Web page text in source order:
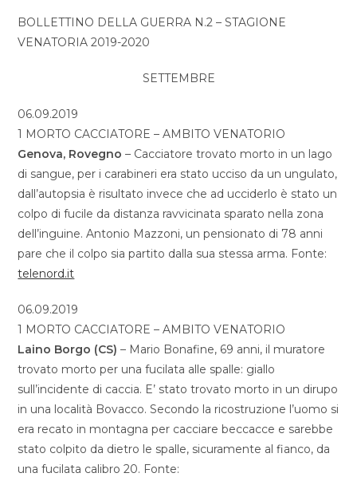
BOLLETTINO DELLA GUERRA N.2 – STAGIONE
VENATORIA 2019-2020
SETTEMBRE
06.09.2019
1 MORTO CACCIATORE – AMBITO VENATORIO
Genova, Rovegno – Cacciatore trovato morto in un lago
di sangue, per i carabineri era stato ucciso da un ungulato,
dall’autopsia è risultato invece che ad ucciderlo è stato un
colpo di fucile da distanza ravvicinata sparato nella zona
dell’inguine. Antonio Mazzoni, un pensionato di 78 anni
pare che il colpo sia partito dalla sua stessa arma. Fonte:
telenord.it
06.09.2019
1 MORTO CACCIATORE – AMBITO VENATORIO
Laino Borgo (CS) – Mario Bonafine, 69 anni, il muratore
trovato morto per una fucilata alle spalle: giallo
sull’incidente di caccia. E’ stato trovato morto in un dirupo
in una località Bovacco. Secondo la ricostruzione l’uomo si
era recato in montagna per cacciare beccacce e sarebbe
stato colpito da dietro le spalle, sicuramente al fianco, da
una fucilata calibro 20. Fonte: